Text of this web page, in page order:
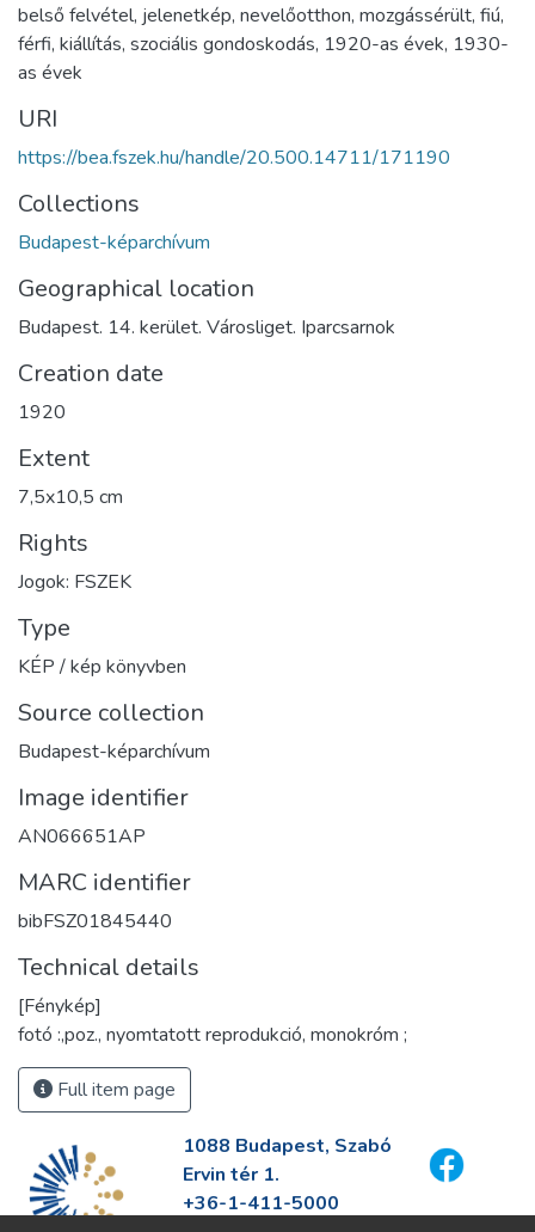
belső felvétel, jelenetkép, nevelőotthon, mozgássérült, fiú,
férfi, kiállítás, szociális gondoskodás, 1920-as évek, 1930-
as évek
URI
https://bea.fszek.hu/handle/20.500.14711/171190
Collections
Budapest-képarchívum
Geographical location
Budapest. 14. kerület. Városliget. Iparcsarnok
Creation date
1920
Extent
7,5x10,5 cm
Rights
Jogok: FSZEK
Type
KÉP / kép könyvben
Source collection
Budapest-képarchívum
Image identifier
AN066651AP
MARC identifier
bibFSZ01845440
Technical details
[Fénykép]
fotó :,poz., nyomtatott reprodukció, monokróm ;
Full item page
1088 Budapest, Szabó
Ervin tér 1.
+36-1-411-5000